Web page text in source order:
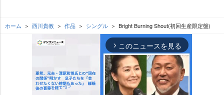
ホーム 西川貴教 作品 シングル Bright Burning Shout(初回生産限定盤)
arrow_forward_ios このニュースを見る